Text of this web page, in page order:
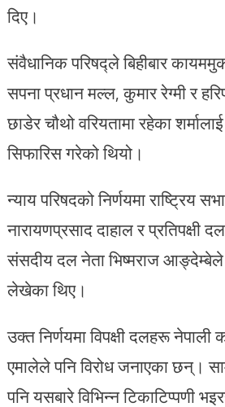
दिए।
संवैधानिक परिषद्ले बिहीबार
सपना प्रधान मल्ल, कुमार रेग्मी र
छाडेर चौथो वरियतामा रहेका
सिफारिस गरेको थियो।
न्याय परिषदको निर्णयमा राष्ट्रिय
नारायणप्रसाद दाहाल र प्रतिपक्षी
संसदीय दल नेता भिष्मराज
लेखेका थिए।
उक्त निर्णयमा विपक्षी दलहरू
एमालेले पनि विरोध जनाएका छन्।
पनि यसबारे विभिन्न टिकाटिप्पणी